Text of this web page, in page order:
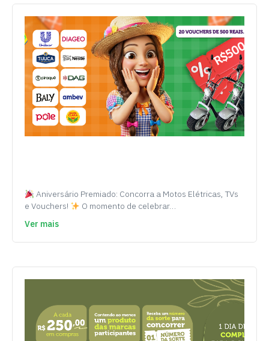
Aniversário Premiado: Concorra a Motos Elétricas, TVs
e Vouchers!
O momento de celebrar…
Ver mais